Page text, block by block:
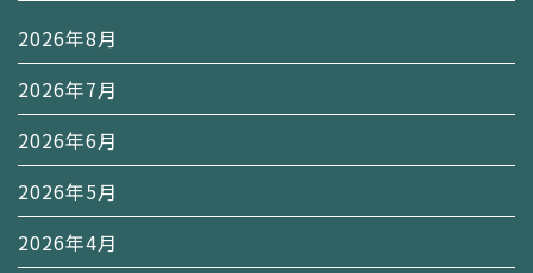
2026年8月
2026年7月
2026年6月
2026年5月
2026年4月